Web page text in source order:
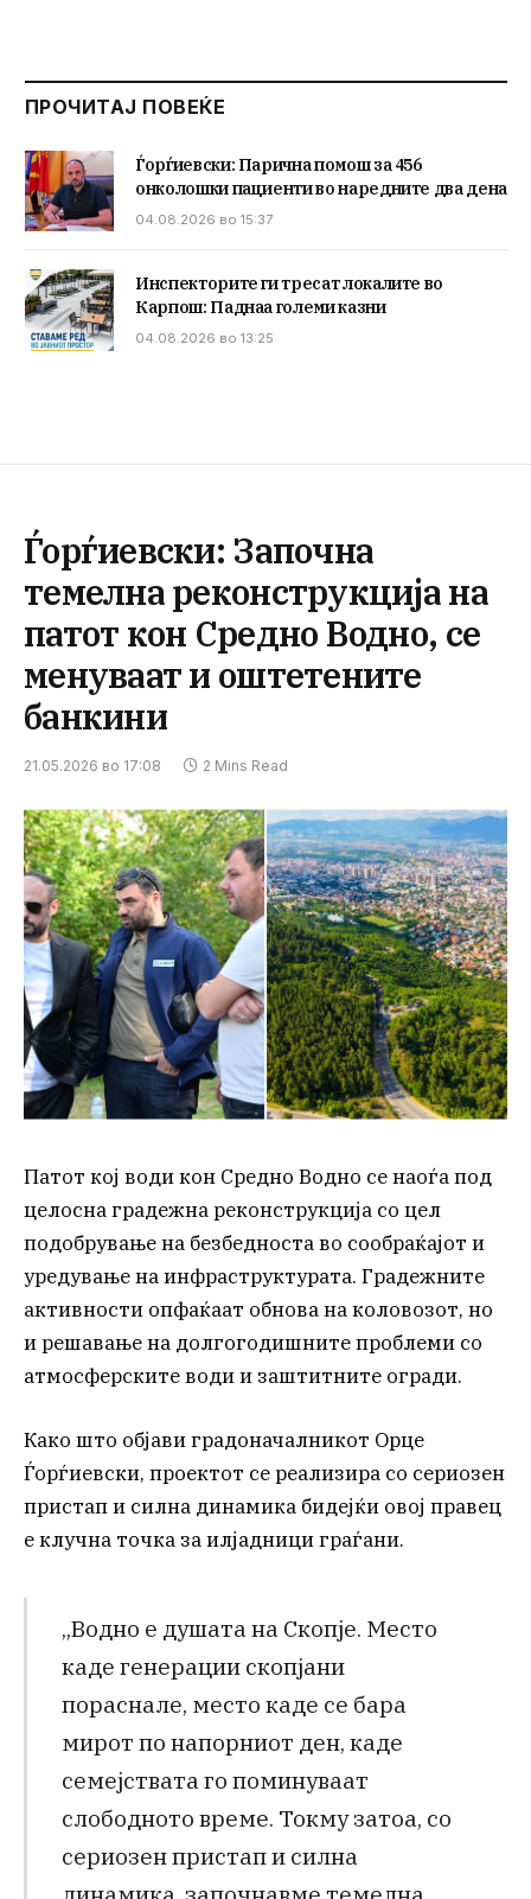
ПРОЧИТАЈ ПОВЕЌЕ
Ѓорѓиевски: Парична помош за 456
онколошки пациенти во наредните два дена
04.08.2026 во 15:37
Инспекторите ги тресат локалите во
Карпош: Паднаа големи казни
04.08.2026 во 13:25
Ѓорѓиевски: Започна
темелна реконструкција на
патот кон Средно Водно, се
менуваат и оштетените
банкини
21.05.2026 во 17:08 2 Mins Read
Патот кој води кон Средно Водно се наоѓа под
целосна градежна реконструкција со цел
подобрување на безбедноста во сообраќајот и
уредување на инфраструктурата. Градежните
активности опфаќаат обнова на коловозот, но
и решавање на долгогодишните проблеми со
атмосферските води и заштитните огради.
Како што објави градоначалникот Орце
Ѓорѓиевски, проектот се реализира со сериозен
пристап и силна динамика бидејќи овој правец
е клучна точка за илјадници граѓани.
„Водно е душата на Скопје. Место
каде генерации скопјани
пораснале, место каде се бара
мирот по напорниот ден, каде
семејствата го поминуваат
слободното време. Токму затоа, со
сериозен пристап и силна